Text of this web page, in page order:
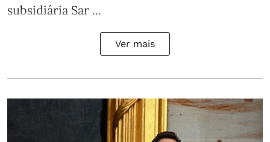
subsidiária Sar ...
Ver mais